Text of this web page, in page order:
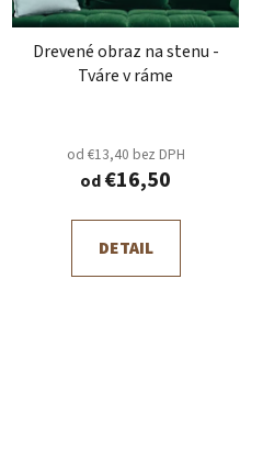
Drevené obraz na stenu -
Tváre v ráme
od €13,40 bez DPH
od€16,50
DETAIL